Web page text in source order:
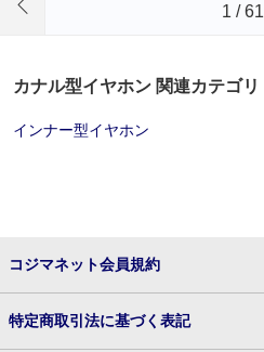
1 /61
カナル型イヤホン 関連カテゴリ
インナー型イヤホン
コジマネット会員規約
特定商取引法に基づく表記